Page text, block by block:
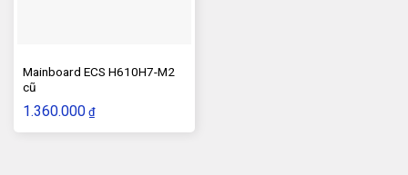
Mainboard ECS H610H7-M2
cũ
1.360.000 ₫